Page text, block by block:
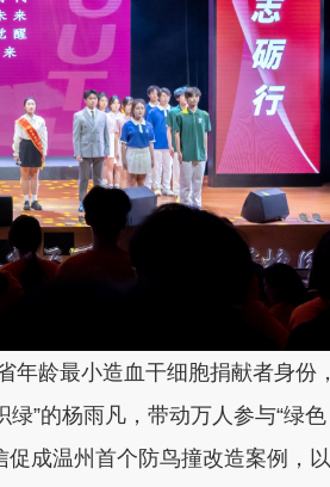
龄最小造血干细胞捐献者身份，
绿”的杨雨凡，带动万人参与“绿色
促成温州首个防鸟撞改造案例，以